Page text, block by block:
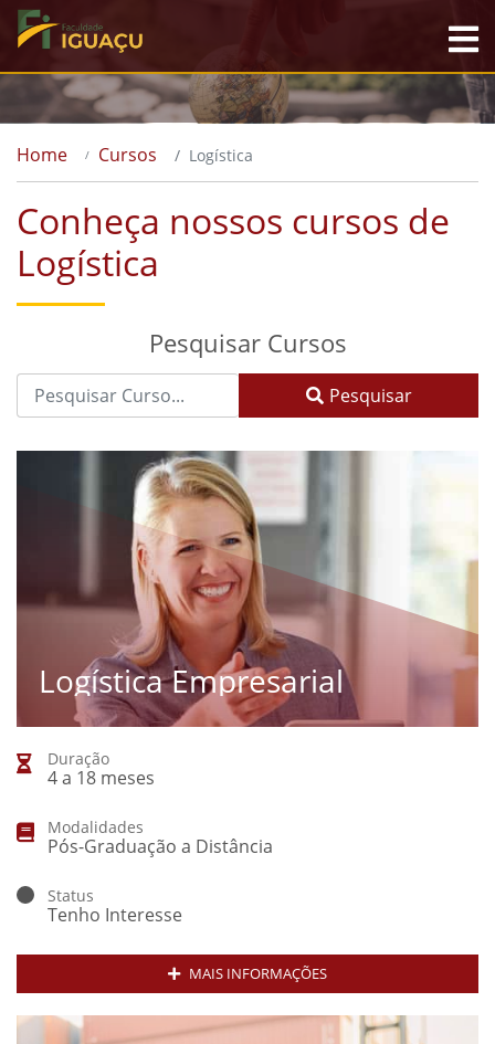
Home Cursos Logística
Conheça nossos cursos de
Logística
Pesquisar Cursos
Pesquisar
Logística Empresarial
Duração
4 a 18 meses
Modalidades
Pós-Graduação a Distância
Status
Tenho Interesse
MAIS INFORMAÇÕES